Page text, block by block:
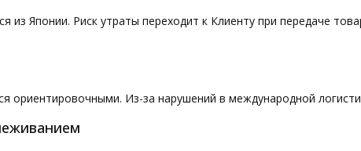
из Японии. Риск утраты переходит к Клиенту при передаче
ориентировочными. Из-за нарушений в международной